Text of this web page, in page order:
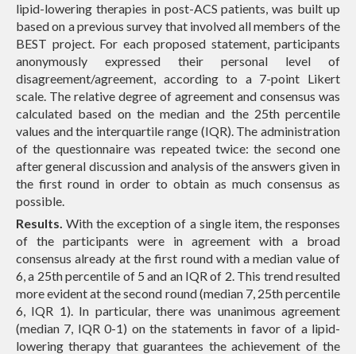
lipid-lowering therapies in post-ACS patients, was built up
based on a previous survey that involved all members of the
BEST project. For each proposed statement, participants
anonymously expressed their personal level of
disagreement/agreement, according to a 7-point Likert
scale. The relative degree of agreement and consensus was
calculated based on the median and the 25th percentile
values and the interquartile range (IQR). The administration
of the questionnaire was repeated twice: the second one
after general discussion and analysis of the answers given in
the first round in order to obtain as much consensus as
possible.
Results.With the exception of a single item, the responses
of the participants were in agreement with a broad
consensus already at the first round with a median value of
6, a 25th percentile of 5 and an IQR of 2. This trend resulted
more evident at the second round (median 7, 25th percentile
6, IQR 1). In particular, there was unanimous agreement
(median 7, IQR 0-1) on the statements in favor of a lipid-
lowering therapy that guarantees the achievement of the